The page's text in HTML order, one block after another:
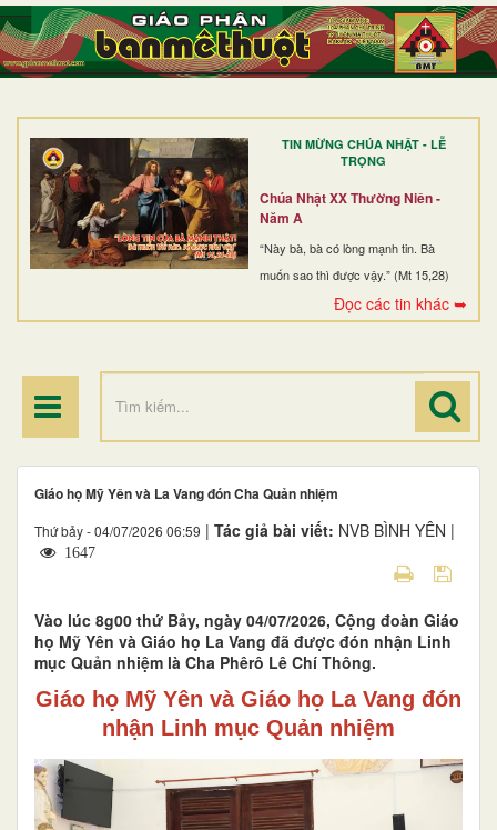
TIN MỪNG CHÚA NHẬT - LỄ
TRỌNG
Chúa Nhật XX Thường Niên -
Năm A
“Này bà, bà có lòng mạnh tin. Bà
muốn sao thì được vậy.” (Mt 15,28)
Đọc các tin khác ➥
TRANG NHẤT
GIỚI THIỆU
DÒNG TU
BAN MỤC VỤ
ĐOÀN THỂ CG
ĐIỂM HÀNH HƯƠNG
Giáo họ Mỹ Yên và La Vang đón Cha Quản nhiệm
Thứ bảy - 04/07/2026 06:59 | Tác giả bài viết: NVB BÌNH YÊN |
1647
Vào lúc 8g00 thứ Bảy, ngày 04/07/2026, Cộng đoàn Giáo
họ Mỹ Yên và Giáo họ La Vang đã được đón nhận Linh
mục Quản nhiệm là Cha Phêrô Lê Chí Thông.
Giáo họ Mỹ Yên và Giáo họ La Vang đón
nhận Linh mục Quản nhiệm